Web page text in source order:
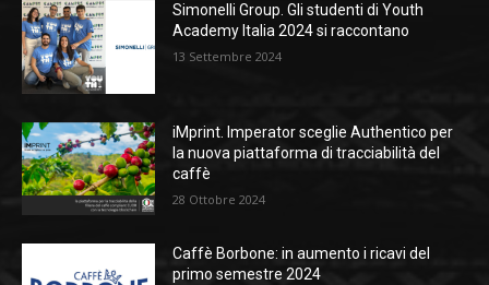
Simonelli Group. Gli studenti di Youth
Academy Italia 2024 si raccontano
13 Settembre 2024
iMprint. Imperator sceglie Authentico per
la nuova piattaforma di tracciabilità del
caffè
28 Ottobre 2024
Caffè Borbone: in aumento i ricavi del
primo semestre 2024